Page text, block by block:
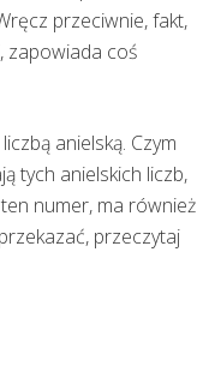
przeciwnie, fakt,
zapowiada coś
anielską. Czym
tych anielskich liczb,
numer, ma również
przeczytaj